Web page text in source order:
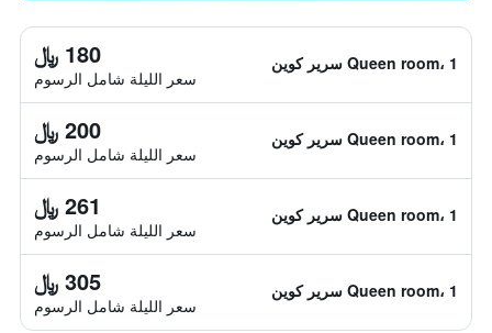
Queen room، 1 سرير كوين 180 ﷼
سعر الليلة شامل الرسوم
Queen room، 1 سرير كوين 200 ﷼
سعر الليلة شامل الرسوم
Queen room، 1 سرير كوين 261 ﷼
سعر الليلة شامل الرسوم
Queen room، 1 سرير كوين 305 ﷼
سعر الليلة شامل الرسوم